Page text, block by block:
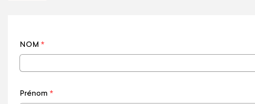
NOM *
Prénom *